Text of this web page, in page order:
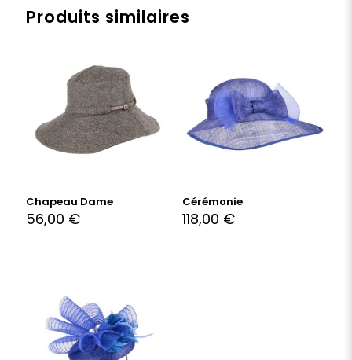
Produits similaires
Chapeau Dame
56,00 €
Cérémonie
118,00 €